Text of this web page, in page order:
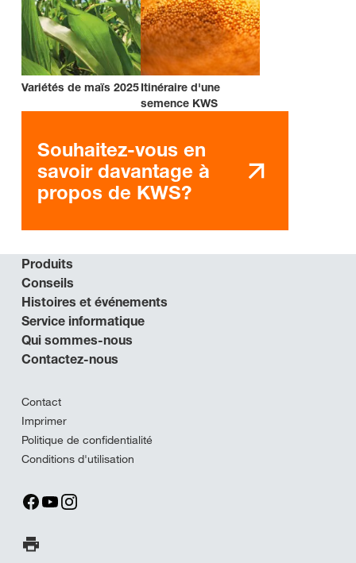
Variétés de maïs 2025Itinéraire d'une
semence KWS
Souhaitez-vous en
savoir davantage à
propos de KWS?
Produits
Conseils
Histoires et événements
Service informatique
Qui sommes-nous
Contactez-nous
Contact
Imprimer
Politique de confidentialité
Conditions d'utilisation
Imprimer la page